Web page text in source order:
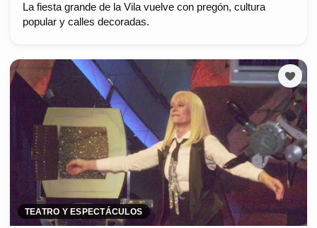
La fiesta grande de la Vila vuelve con pregón, cultura
popular y calles decoradas.
TEATRO Y ESPECTÁCULOS